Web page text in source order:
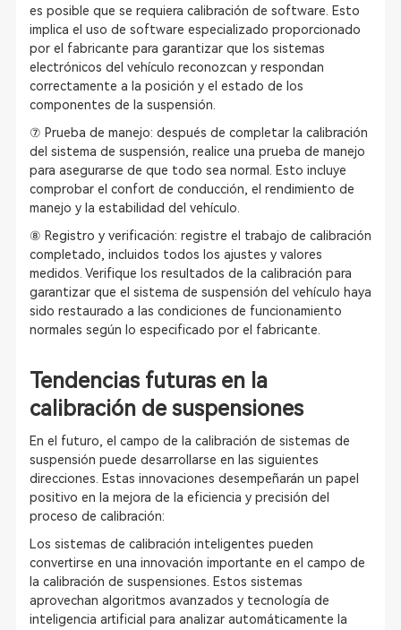
es posible que se requiera calibración de software. Esto
implica el uso de software especializado proporcionado
por el fabricante para garantizar que los sistemas
electrónicos del vehículo reconozcan y respondan
correctamente a la posición y el estado de los
componentes de la suspensión.
⑦ Prueba de manejo: después de completar la calibración
del sistema de suspensión, realice una prueba de manejo
para asegurarse de que todo sea normal. Esto incluye
comprobar el confort de conducción, el rendimiento de
manejo y la estabilidad del vehículo.
⑧ Registro y verificación: registre el trabajo de calibración
completado, incluidos todos los ajustes y valores
medidos. Verifique los resultados de la calibración para
garantizar que el sistema de suspensión del vehículo haya
sido restaurado a las condiciones de funcionamiento
normales según lo especificado por el fabricante.
Tendencias futuras en la
calibración de suspensiones
En el futuro, el campo de la calibración de sistemas de
suspensión puede desarrollarse en las siguientes
direcciones. Estas innovaciones desempeñarán un papel
positivo en la mejora de la eficiencia y precisión del
proceso de calibración:
Los sistemas de calibración inteligentes pueden
convertirse en una innovación importante en el campo de
la calibración de suspensiones. Estos sistemas
aprovechan algoritmos avanzados y tecnología de
inteligencia artificial para analizar automáticamente la